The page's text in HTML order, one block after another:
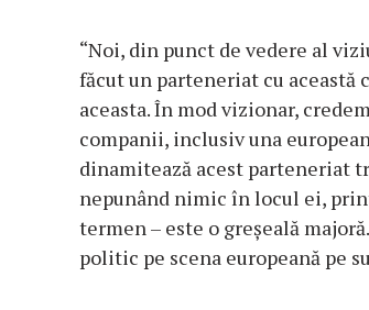
“Noi, din punct de vedere al
făcut un parteneriat cu această
aceasta. În mod vizionar,
companii, inclusiv una
dinamitează acest parteneriat
nepunând nimic în locul ei,
termen – este o greşeală
politic pe scena europeană pe